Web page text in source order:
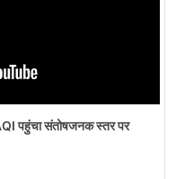
पहुंचा संतोषजनक स्तर पर